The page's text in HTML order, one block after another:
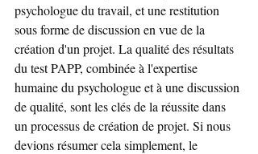
psychologue du travail, et une restitution
sous forme de discussion en vue de la
création d'un projet. La qualité des résultats
du test PAPP, combinée à l'expertise
humaine du psychologue et à une discussion
de qualité, sont les clés de la réussite dans
un processus de création de projet. Si nous
devions résumer cela simplement, le